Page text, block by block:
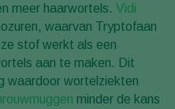
meer haarwortels. Vidi
waarvan Tryptofaan
stof werkt als een
aan te maken. Dit
waardoor wortelziekten
minder de kans